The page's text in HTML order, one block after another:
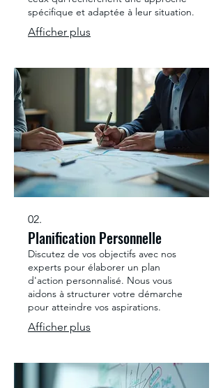
spécifique et adaptée à leur situation.
Afficher plus
02.
Planification Personnelle
Discutez de vos objectifs avec nos
experts pour élaborer un plan
d'action personnalisé. Nous vous
aidons à structurer votre démarche
pour atteindre vos aspirations.
Afficher plus